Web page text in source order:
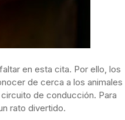
en esta cita. Por ello, los
de cerca a los animales
de conducción. Para
rato divertido.